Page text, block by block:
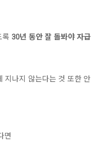
록 30년 동안 잘 돌봐야 자급
지나지 않는다는 것 또한 안
면